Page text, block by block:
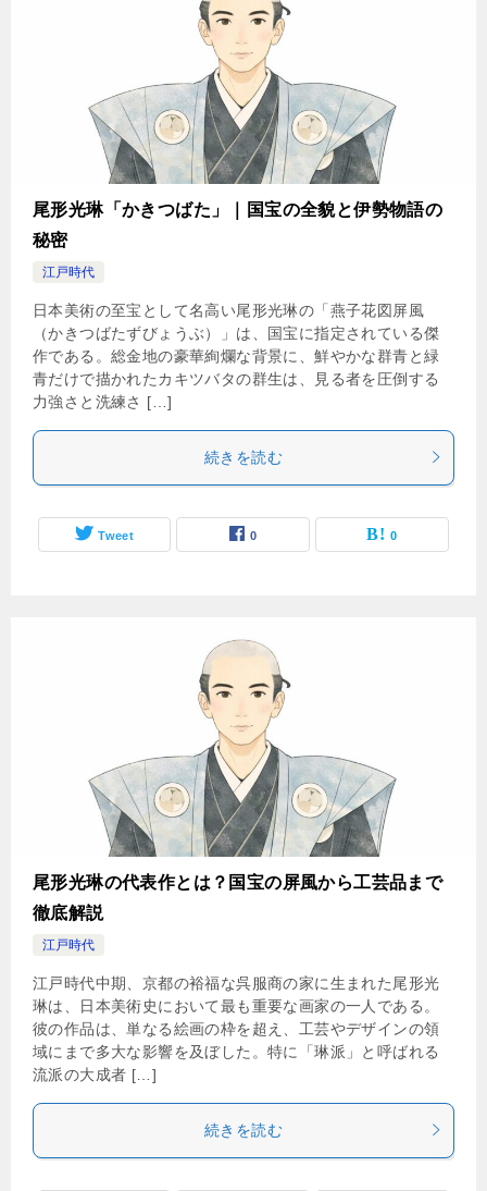
尾形光琳「かきつばた」｜国宝の全貌と伊勢物語の
秘密
江戸時代
日本美術の至宝として名高い尾形光琳の「燕子花図屏風
（かきつばたずびょうぶ）」は、国宝に指定されている傑
作である。総金地の豪華絢爛な背景に、鮮やかな群青と緑
青だけで描かれたカキツバタの群生は、見る者を圧倒する
力強さと洗練さ […]
続きを読む
Tweet 0 0
尾形光琳の代表作とは？国宝の屏風から工芸品まで
徹底解説
江戸時代
江戸時代中期、京都の裕福な呉服商の家に生まれた尾形光
琳は、日本美術史において最も重要な画家の一人である。
彼の作品は、単なる絵画の枠を超え、工芸やデザインの領
域にまで多大な影響を及ぼした。特に「琳派」と呼ばれる
流派の大成者 […]
続きを読む